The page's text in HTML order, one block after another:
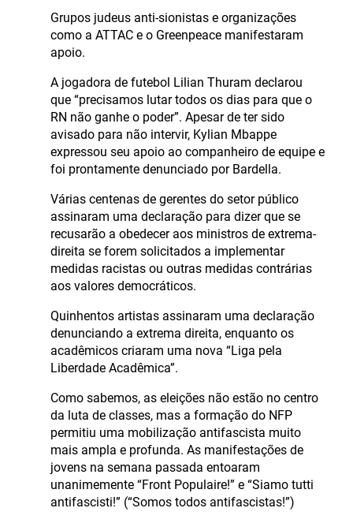
Grupos judeus anti-sionistas e organizações
como a ATTAC e o Greenpeace manifestaram
apoio.
A jogadora de futebol Lilian Thuram declarou
que “precisamos lutar todos os dias para que o
RN não ganhe o poder”. Apesar de ter sido
avisado para não intervir, Kylian Mbappe
expressou seu apoio ao companheiro de equipe e
foi prontamente denunciado por Bardella.
Várias centenas de gerentes do setor público
assinaram uma declaração para dizer que se
recusarão a obedecer aos ministros de extrema-
direita se forem solicitados a implementar
medidas racistas ou outras medidas contrárias
aos valores democráticos.
Quinhentos artistas assinaram uma declaração
denunciando a extrema direita, enquanto os
acadêmicos criaram uma nova “Liga pela
Liberdade Acadêmica”.
Como sabemos, as eleições não estão no centro
da luta de classes, mas a formação do NFP
permitiu uma mobilização antifascista muito
mais ampla e profunda. As manifestações de
jovens na semana passada entoaram
unanimemente “Front Populaire!” e “Siamo tutti
antifascisti!” (“Somos todos antifascistas!”)